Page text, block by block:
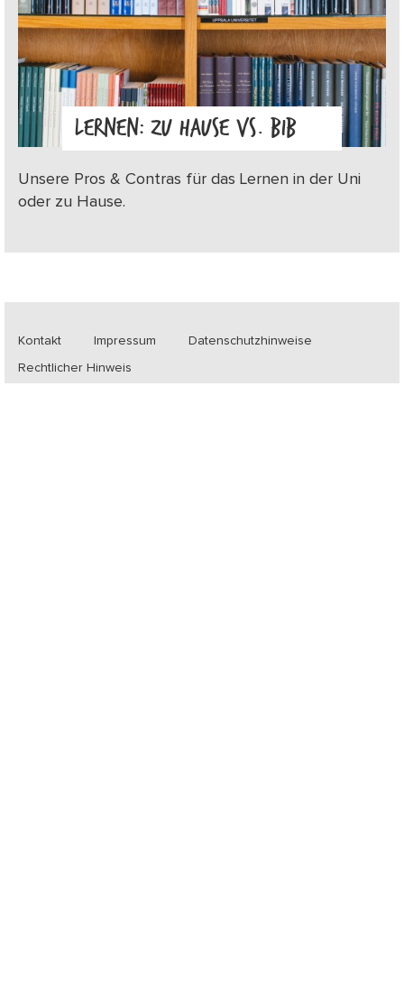
LERNEN: ZU HAUSE VS. BIB
Unsere Pros & Contras für das Lernen in der Uni
oder zu Hause.
Kontakt Impressum Datenschutzhinweise
Rechtlicher Hinweis